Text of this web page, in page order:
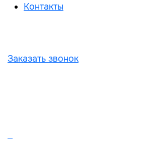
Контакты
Заказать звонок